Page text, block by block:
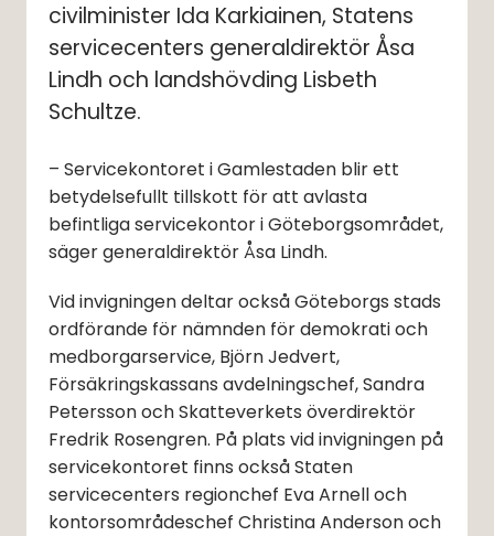
civilminister Ida Karkiainen, Statens
servicecenters generaldirektör Åsa
Lindh och landshövding Lisbeth
Schultze.
– Servicekontoret i Gamlestaden blir ett
betydelsefullt tillskott för att avlasta
befintliga servicekontor i Göteborgsområdet,
säger generaldirektör Åsa Lindh.
Vid invigningen deltar också Göteborgs stads
ordförande för nämnden för demokrati och
medborgarservice, Björn Jedvert,
Försäkringskassans avdelningschef, Sandra
Petersson och Skatteverkets överdirektör
Fredrik Rosengren. På plats vid invigningen på
servicekontoret finns också Staten
servicecenters regionchef Eva Arnell och
kontorsområdeschef Christina Anderson och